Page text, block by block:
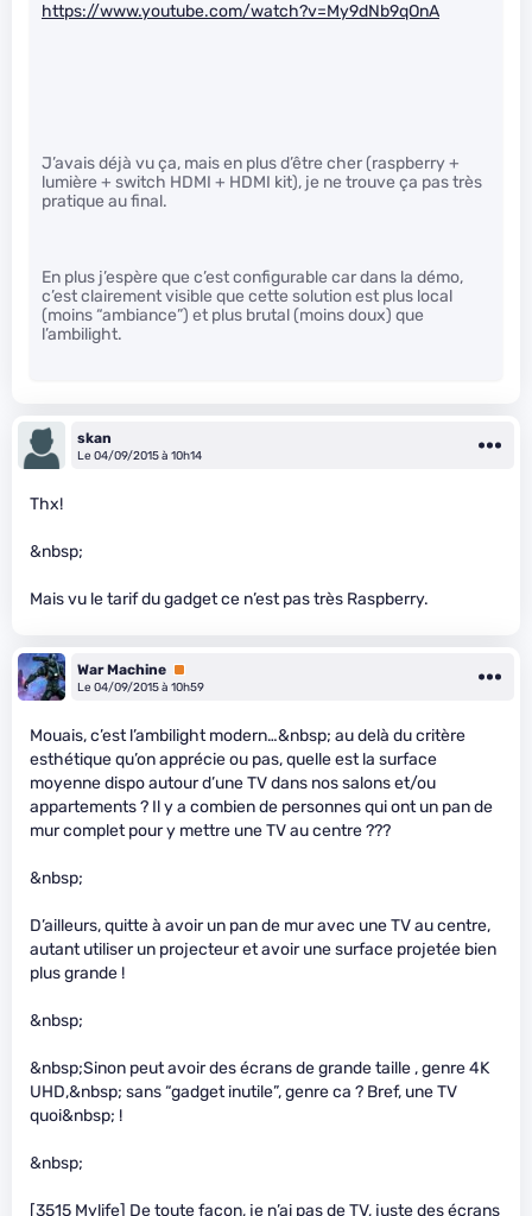
https://www.youtube.com/watch?v=My9dNb9qOnA
J’avais déjà vu ça, mais en plus d’être cher (raspberry +
lumière + switch HDMI + HDMI kit), je ne trouve ça pas très
pratique au final.
En plus j’espère que c’est configurable car dans la démo,
c’est clairement visible que cette solution est plus local
(moins “ambiance”) et plus brutal (moins doux) que
l’ambilight.
skan
Le 04/09/2015 à 10h14
Thx!
&nbsp;
Mais vu le tarif du gadget ce n’est pas très Raspberry.
War Machine Premium
Le 04/09/2015 à 10h59
Mouais, c’est l’ambilight modern…&nbsp; au delà du critère
esthétique qu’on apprécie ou pas, quelle est la surface
moyenne dispo autour d’une TV dans nos salons et/ou
appartements ? Il y a combien de personnes qui ont un pan de
mur complet pour y mettre une TV au centre ???
&nbsp;
D’ailleurs, quitte à avoir un pan de mur avec une TV au centre,
autant utiliser un projecteur et avoir une surface projetée bien
plus grande !
&nbsp;
&nbsp;Sinon peut avoir des écrans de grande taille , genre 4K
UHD,&nbsp; sans “gadget inutile”, genre ca ? Bref, une TV
quoi&nbsp; !
&nbsp;
[3515 Mylife] De toute façon, je n’ai pas de TV, juste des écrans